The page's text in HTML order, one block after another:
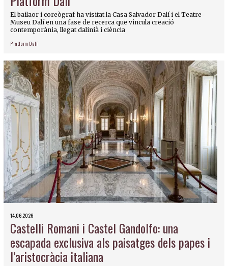
El bailaor i coreògraf ha visitat la Casa Salvador Dalí i el Teatre-
Museu Dalí en una fase de recerca que vincula creació
contemporània, llegat dalinià i ciència
Platform Dalí
14.06.2026
Castelli Romani i Castel Gandolfo: una
escapada exclusiva als paisatges dels papes i
l’aristocràcia italiana